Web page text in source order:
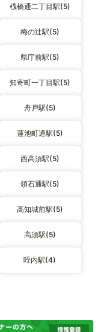
桟橋通二丁目駅(5)
梅の辻駅(5)
県庁前駅(5)
知寄町一丁目駅(5)
舟戸駅(5)
蓮池町通駅(5)
西高須駅(5)
領石通駅(5)
高知城前駅(5)
高須駅(5)
咥内駅(4)